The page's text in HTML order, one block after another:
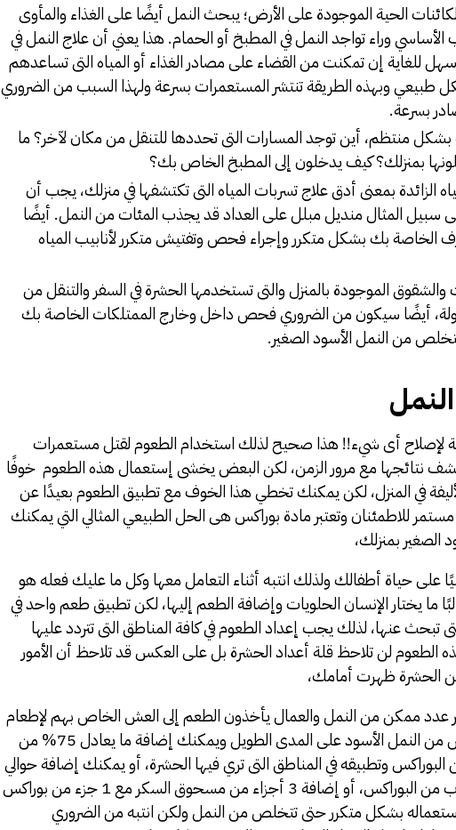
الحية الموجودة على الأرض؛ يبحث النمل أيضًا على الغذاء والمأوى
الأساسي وراء تواجد النمل في المطبخ أو الحمام. هذا يعني أن علاج النمل في
للغاية إن تمكنت من القضاء على مصادر الغذاء أو المياه التى تساعدهم
طبيعي وبهذه الطريقة تنتشر المستعمرات بسرعة ولهذا السبب من الضروري
بسرعة.
منتظم، أين توجد المسارات التى تحددها للتنقل من مكان لآخر؟ ما
بمنزلك؟ كيف يدخلون إلى المطبخ الخاص بك؟
الزائدة بمعنى أدق علاج تسربات المياه التى تكتشفها في منزلك، يجب أن
سبيل المثال منديل مبلل على العداد قد يجذب المئات من النمل. أيضًا
الخاصة بك بشكل متكرر وإجراء فحص وتفتيش متكرر لأنابيب المياه
الموجودة بالمنزل والتى تستخدمها الحشرة في السفر والتنقل من
أيضًا سيكون من الضروري فحص داخل وخارج الممتلكات الخاصة بك
من النمل الأسود الصغير.
لإصلاح أى شيء!! هذا صحيح لذلك استخدام الطعوم لقتل مستعمرات
تكشف نتائجها مع مرور الزمن، لكن البعض يخشى إستعمال هذه الطعوم خوفًا
في المنزل، لكن يمكنك تخطي هذا الخوف مع تطبيق الطعوم بعيدًا عن
للاطمئنان وتعتبر مادة بوراكس هى الحل الطبيعي المثالي التي يمكنك
الصغير بمنزلك،
على حياة أطفالك ولذلك انتبه أثناء التعامل معها وكل ما عليك فعله هو
ما يختار الإنسان الحلويات وإضافة الطعم إليها، لكن تطبيق طعم واحد في
تبحث عنها، لذلك يجب إعداد الطعوم في كافة المناطق التى تتردد عليها
الطعوم لن تلاحظ قلة أعداد الحشرة بل على العكس قد تلاحظ أن الأمور
الحشرة ظهرت أمامك،
عدد ممكن من النمل والعمال يأخذون الطعم إلى العش الخاص بهم لإطعام
الملكة وباقي الأفراد وهكذا تتخلص من النمل الأسود على المدى الطويل ويمكنك إضافة ما يعادل 75% من
السوداني مع 25% من البوراكس وتطبيقه في المناطق التى تري فيها الحشرة، أو يمكنك إضافة حوالي
كوب من العسل الدافئ مع ربع كوب من البوراكس، أو إضافة 3 أجزاء من مسحوق السكر مع 1 جزء من بوراكس
بشكل متكرر حتى تتخلص من النمل ولكن انتبه من الضروري